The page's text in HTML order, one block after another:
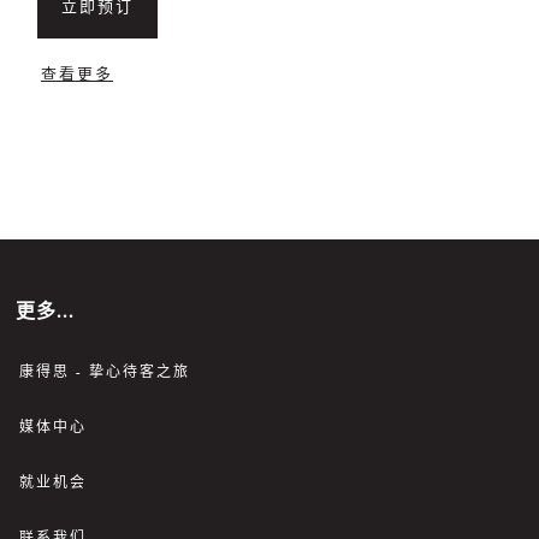
立即预订
查看更多
更多...
康得思 - 挚心待客之旅
媒体中心
就业机会